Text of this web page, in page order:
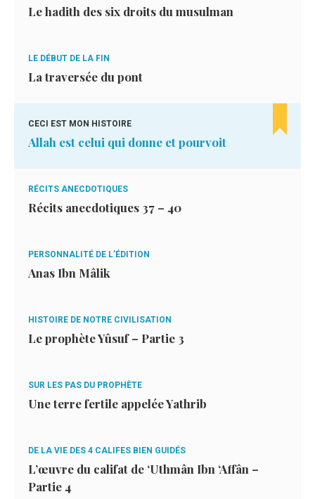
Le hadith des six droits du musulman
LE DÉBUT DE LA FIN
La traversée du pont
CECI EST MON HISTOIRE
Allah est celui qui donne et pourvoit
RÉCITS ANECDOTIQUES
Récits anecdotiques 37 – 40
PERSONNALITÉ DE L’ÉDITION
Anas Ibn Mâlik
HISTOIRE DE NOTRE CIVILISATION
Le prophète Yûsuf – Partie 3
SUR LES PAS DU PROPHÈTE
Une terre fertile appelée Yathrib
DE LA VIE DES 4 CALIFES BIEN GUIDÉS
L’œuvre du califat de ‘Uthmân Ibn ‘Affân –
Partie 4